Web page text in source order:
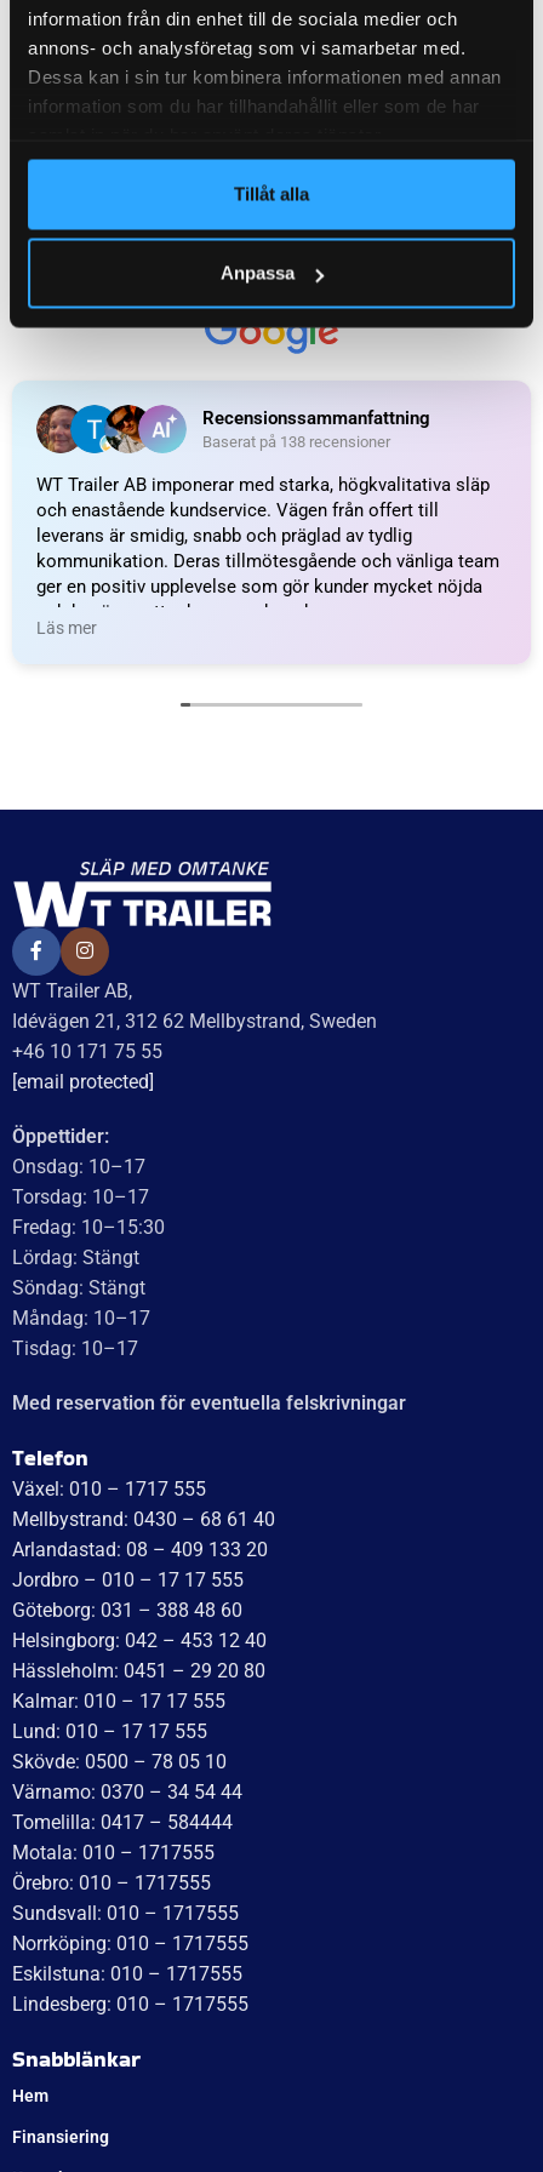
information från din enhet till de sociala medier och
annons- och analysföretag som vi samarbetar med.
Dessa kan i sin tur kombinera informationen med annan
information som du har tillhandahållit eller som de har
Tillåt alla
Anpassa
UTMÄRKT
Baserat på138 recensioner
Recensionssammanfattning
Baserat på 138 recensioner
WT Trailer AB imponerar med starka, högkvalitativa släp
och enastående kundservice. Vägen från offert till
leverans är smidig, snabb och präglad av tydlig
kommunikation. Deras tillmötesgående och vänliga team
ger en positiv upplevelse som gör kunder mycket nöjda
och benägna att rekommendera dem.
Läs mer
WT Trailer AB,
Idévägen 21, 312 62 Mellbystrand, Sweden
+46 10 171 75 55
[email protected]
Öppettider:
Onsdag: 10–17
Torsdag: 10–17
Fredag: 10–15:30
Lördag: Stängt
Söndag: Stängt
Måndag: 10–17
Tisdag: 10–17
Med reservation för eventuella felskrivningar
Telefon
Växel: 010 – 1717 555
Mellbystrand: 0430 – 68 61 40
Arlandastad: 08 – 409 133 20
Jordbro – 010 – 17 17 555
Göteborg: 031 – 388 48 60
Helsingborg: 042 – 453 12 40
Hässleholm: 0451 – 29 20 80
Kalmar: 010 – 17 17 555
Lund: 010 – 17 17 555
Skövde: 0500 – 78 05 10
Värnamo: 0370 – 34 54 44
Tomelilla: 0417 – 584444
Motala: 010 – 1717555
Örebro: 010 – 1717555
Sundsvall: 010 – 1717555
Norrköping: 010 – 1717555
Eskilstuna: 010 – 1717555
Lindesberg: 010 – 1717555
Snabblänkar
Hem
Finansiering